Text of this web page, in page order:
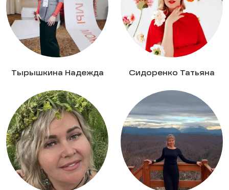
Тырышкина Надежда Сидоренко Татьяна